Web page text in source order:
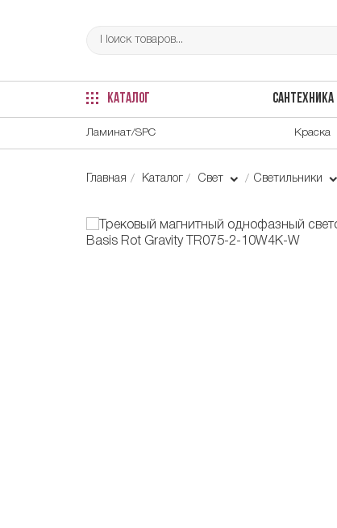
КАТАЛОГ САНТЕХНИКА
Ламинат/SPC Краска
Главная Каталог Свет Светильники